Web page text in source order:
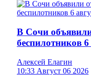
В Сочи
беспилотников 6
Алексей Елагин
10:33 Август 06 2026